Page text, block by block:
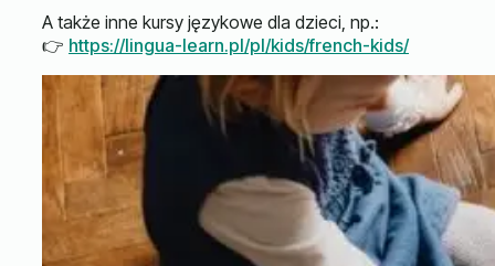
A także inne kursy językowe dla dzieci, np.:
👉 https://lingua-learn.pl/pl/kids/french-kids/